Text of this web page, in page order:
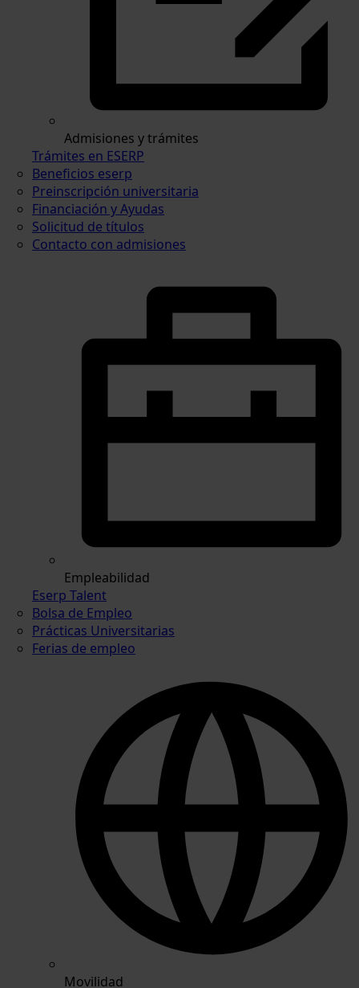
Admisiones y trámites
Trámites en ESERP
Beneficios eserp
Preinscripción universitaria
Financiación y Ayudas
Solicitud de títulos
Contacto con admisiones
Empleabilidad
Eserp Talent
Bolsa de Empleo
Prácticas Universitarias
Ferias de empleo
Movilidad